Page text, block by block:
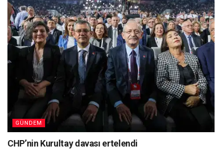
GÜNDEM
CHP’nin Kurultay davası ertelendi